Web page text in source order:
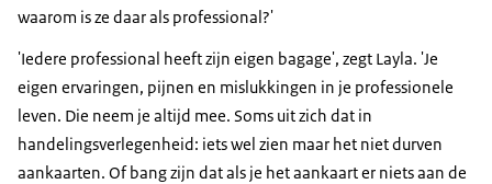
waarom is ze daar als professional?'
'Iedere professional heeft zijn eigen bagage', zegt Layla. 'Je
eigen ervaringen, pijnen en mislukkingen in je professionele
leven. Die neem je altijd mee. Soms uit zich dat in
handelingsverlegenheid: iets wel zien maar het niet durven
aankaarten. Of bang zijn dat als je het aankaart er niets aan de